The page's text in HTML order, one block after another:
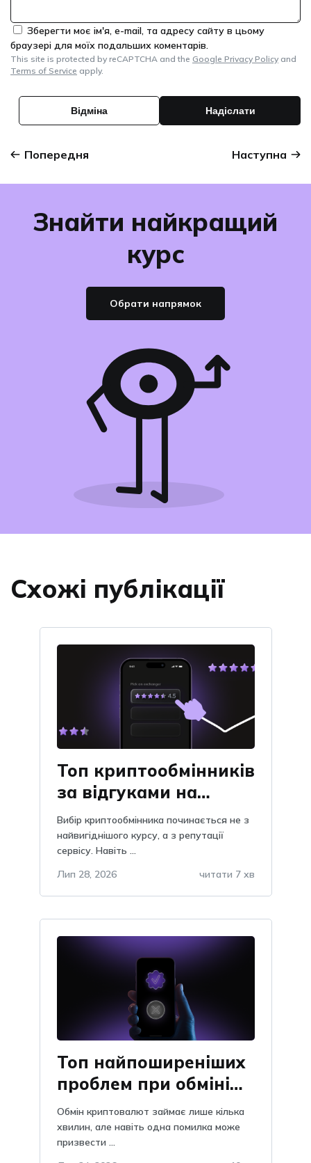
Зберегти моє ім'я, e-mail, та адресу сайту в цьому
браузері для моїх подальших коментарів.
This site is protected by reCAPTCHA and the Google Privacy Policy and
Terms of Service apply.
Попередня Наступна
Знайти найкращий
курс
Обрати напрямок
Схожі публікації
Топ криптообмінників
за відгуками на
Obmify
Вибір криптообмінника починається не з
найвигіднішого курсу, а з репутації
сервісу. Навіть ...
Лип 28, 2026
читати 7 хв
Топ найпоширеніших
проблем при обміні
криптовалют: як їх
уникнути
Обмін криптовалют займає лише кілька
хвилин, але навіть одна помилка може
призвести ...